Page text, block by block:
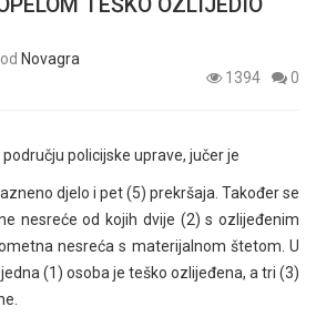
od Novagra
1394
0
području policijske uprave, jučer je
djelo i pet (5) prekršaja. Također se
nesreće od kojih dvije (2) s ozlijeđenim
nesreća s materijalnom štetom. U
(1) osoba je teško ozlijeđena, a tri (3)